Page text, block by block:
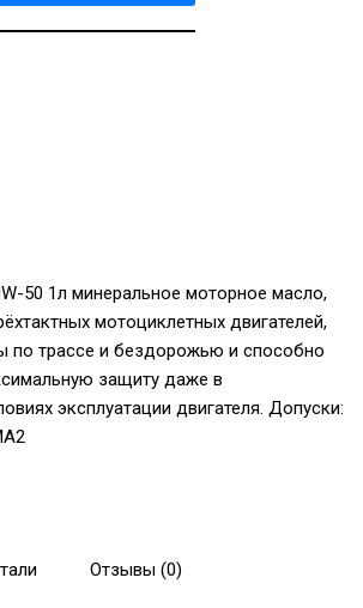
50 1л минеральное моторное масло,
мотоциклетных двигателей,
по трассе и бездорожью и способно
защиту даже в
эксплуатации двигателя. Допуски:
Отзывы (0)